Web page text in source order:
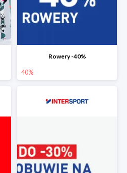
Rowery -40%
40%